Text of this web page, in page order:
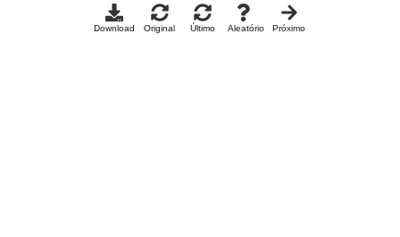
Download Original Último Aleatório Próximo